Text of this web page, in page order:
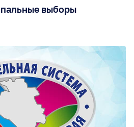
выборы